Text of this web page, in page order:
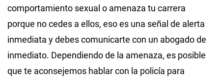
comportamiento sexual o amenaza tu carrera
porque no cedes a ellos, eso es una señal de alerta
inmediata y debes comunicarte con un abogado de
inmediato. Dependiendo de la amenaza, es posible
que te aconsejemos hablar con la policía para